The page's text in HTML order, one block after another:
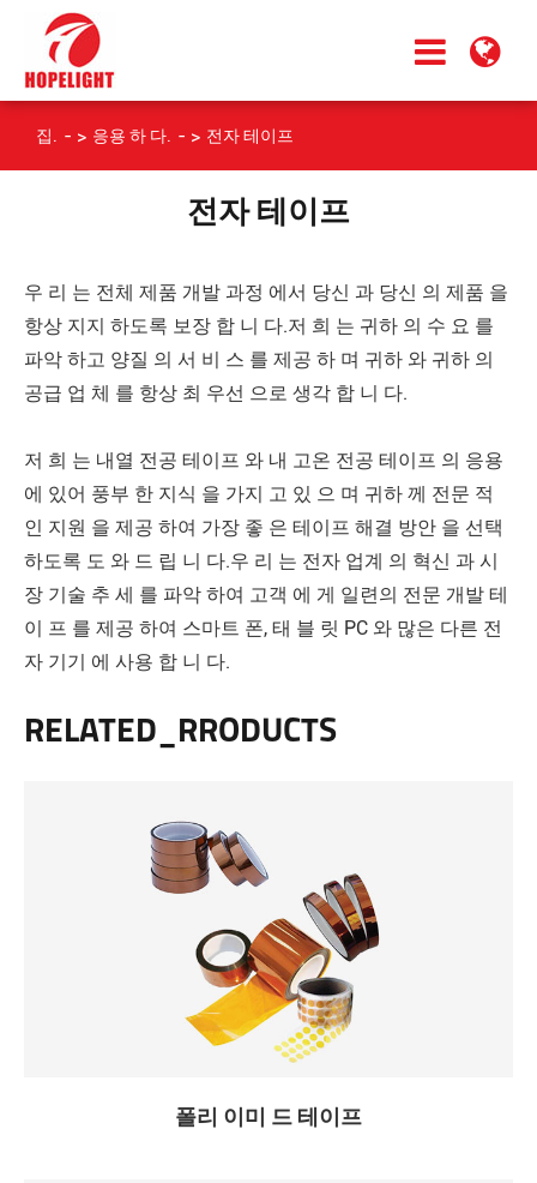
집. 응용 하 다. 전자 테이프
전자 테이프
우 리 는 전체 제품 개발 과정 에서 당신 과 당신 의 제품 을
항상 지지 하도록 보장 합 니 다.저 희 는 귀하 의 수 요 를
파악 하고 양질 의 서 비 스 를 제공 하 며 귀하 와 귀하 의
공급 업 체 를 항상 최 우선 으로 생각 합 니 다.
저 희 는 내열 전공 테이프 와 내 고온 전공 테이프 의 응용
에 있어 풍부 한 지식 을 가지 고 있 으 며 귀하 께 전문 적
인 지원 을 제공 하여 가장 좋 은 테이프 해결 방안 을 선택
하도록 도 와 드 립 니 다.우 리 는 전자 업계 의 혁신 과 시
장 기술 추 세 를 파악 하여 고객 에 게 일련의 전문 개발 테
이 프 를 제공 하여 스마트 폰, 태 블 릿 PC 와 많은 다른 전
자 기기 에 사용 합 니 다.
RELATED_RRODUCTS
폴리 이미 드 테이프